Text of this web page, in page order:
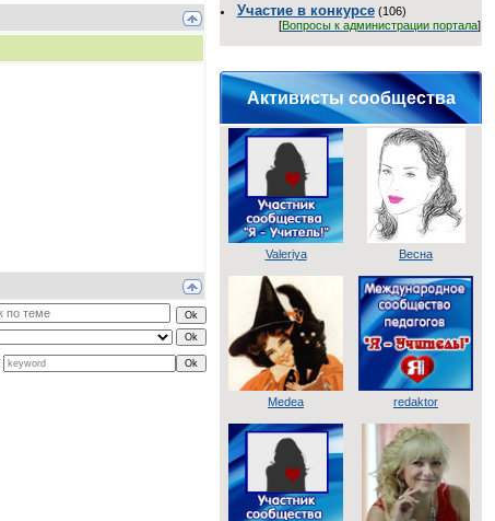
Участие в конкурсе (106)
[Вопросы к администрации портала]
Активисты сообщества
Valeriya Весна
Medea redaktor